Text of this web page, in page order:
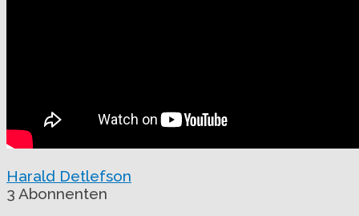
Harald Detlefson
3 Abonnenten